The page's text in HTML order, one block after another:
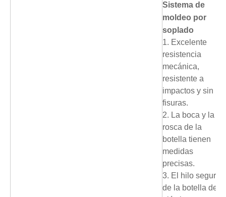
Sistema de
moldeo por
soplado
1. Excelente
resistencia
mecánica,
resistente a
impactos y sin
fisuras.
2. La boca y la
rosca de la
botella tienen
medidas
precisas.
3. El hilo seguro
de la botella de